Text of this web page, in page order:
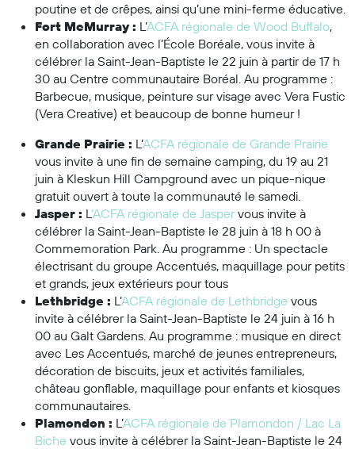
poutine et de crêpes, ainsi qu’une mini-ferme éducative.
Fort McMurray : L’ACFA régionale de Wood Buffalo,
en collaboration avec l’École Boréale, vous invite à
célébrer la Saint-Jean-Baptiste le 22 juin à partir de 17 h
30 au Centre communautaire Boréal. Au programme :
Barbecue, musique, peinture sur visage avec Vera Fustic
(Vera Creative) et beaucoup de bonne humeur !
Grande Prairie : L’ACFA régionale de Grande Prairie
vous invite à une fin de semaine camping, du 19 au 21
juin à Kleskun Hill Campground avec un pique-nique
gratuit ouvert à toute la communauté le samedi.
Jasper : L’ACFA régionale de Jaspervous invite à
célébrer la Saint-Jean-Baptiste le 28 juin à 18 h 00 à
Commemoration Park. Au programme : Un spectacle
électrisant du groupe Accentués, maquillage pour petits
et grands, jeux extérieurs pour tous
Lethbridge : L’ACFA régionale de Lethbridge vous
invite à célébrer la Saint-Jean-Baptiste le 24 juin à 16 h
00 au Galt Gardens. Au programme : musique en direct
avec Les Accentués, marché de jeunes entrepreneurs,
décoration de biscuits, jeux et activités familiales,
château gonflable, maquillage pour enfants et kiosques
communautaires.
Plamondon : L’ACFA régionale de Plamondon / Lac La
Biche vous invite à célébrer la Saint-Jean-Baptiste le 24